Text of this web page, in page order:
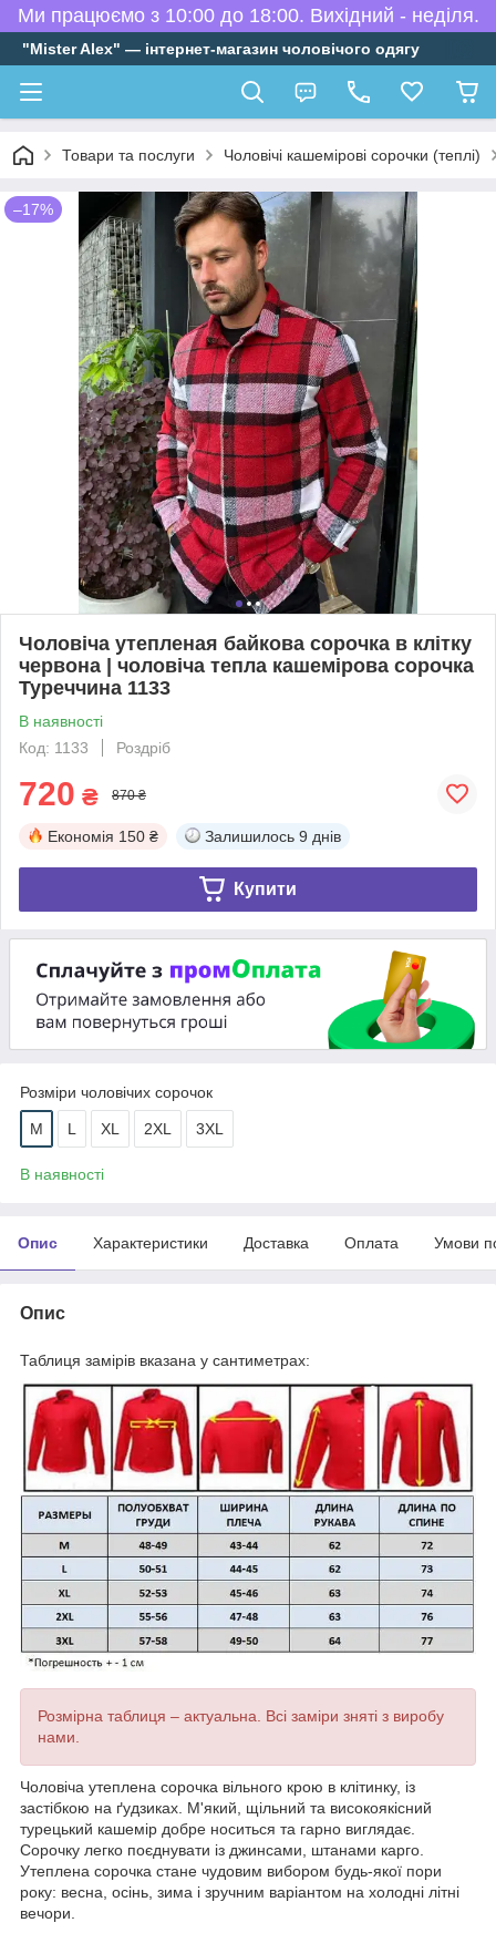
Ми працюємо з 10:00 до 18:00. Вихідний - неділя.
"Mister Alex" — інтернет-магазин чоловічого одягу
Товари та послуги Чоловічі кашемірові сорочки (теплі)
–17%
Чоловіча утепленая байкова сорочка в клітку
червона | чоловіча тепла кашемірова сорочка
Туреччина 1133
В наявності
Код: 1133
Роздріб
720 ₴ 870 ₴
Економія 150 ₴ Залишилось 9 днів
Купити
Розміри чоловічих сорочок
М L XL 2XL 3XL
В наявності
Опис Характеристики Доставка Оплата Умови
Опис
Таблиця замірів вказана у сантиметрах:
Розмірна таблиця – актуальна. Всі заміри зняті з виробу
нами.
Чоловіча утеплена сорочка вільного крою в клітинку, із
застібкою на ґудзиках. М'який, щільний та високоякісний
турецький кашемір добре носиться та гарно виглядає.
Сорочку легко поєднувати із джинсами, штанами карго.
Утеплена сорочка стане чудовим вибором будь-якої пори
року: весна, осінь, зима і зручним варіантом на холодні літні
вечори.